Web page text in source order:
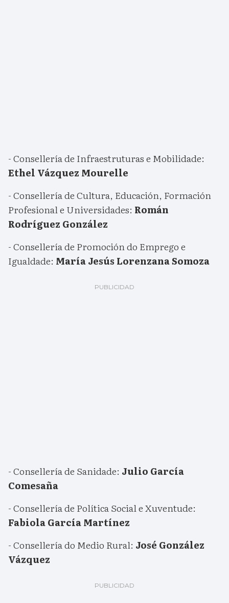
- Consellería de Infraestruturas e Mobilidade:
Ethel Vázquez Mourelle
- Consellería de Cultura, Educación, Formación
Profesional e Universidades: Román
Rodríguez González
- Consellería de Promoción do Emprego e
Igualdade: María Jesús Lorenzana Somoza
- Consellería de Sanidade: Julio García
Comesaña
- Consellería de Política Social e Xuventude:
Fabiola García Martínez
- Consellería do Medio Rural: José González
Vázquez